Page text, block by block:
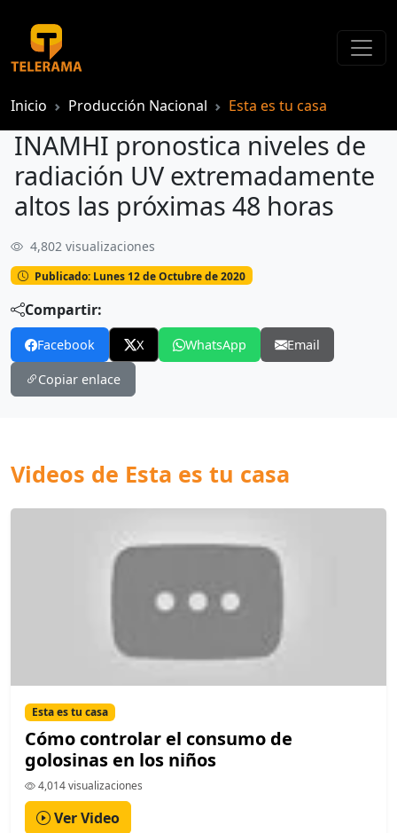
Inicio Producción Nacional Esta es tu casa
INAMHI pronostica niveles de
radiación UV extremadamente
altos las próximas 48 horas
4,802 visualizaciones
Publicado: Lunes 12 de Octubre de 2020
Compartir:
Facebook X WhatsApp Email
Copiar enlace
Videos de Esta es tu casa
Esta es tu casa
Cómo controlar el consumo de
golosinas en los niños
4,014 visualizaciones
Ver Video